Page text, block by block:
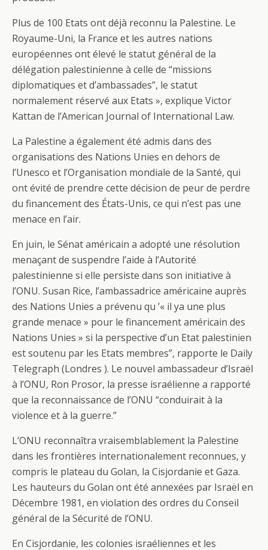
Plus de 100 Etats ont déjà reconnu la Palestine. Le
Royaume-Uni, la France et les autres nations
européennes ont élevé le statut général de la
délégation palestinienne à celle de “missions
diplomatiques et d’ambassades”, le statut
normalement réservé aux Etats », explique Victor
Kattan de l’American Journal of International Law.
La Palestine a également été admis dans des
organisations des Nations Unies en dehors de
l’Unesco et l’Organisation mondiale de la Santé, qui
ont évité de prendre cette décision de peur de perdre
du financement des États-Unis, ce qui n’est pas une
menace en l’air.
En juin, le Sénat américain a adopté une résolution
menaçant de suspendre l’aide à l’Autorité
palestinienne si elle persiste dans son initiative à
l’ONU. Susan Rice, l’ambassadrice américaine auprès
des Nations Unies a prévenu qu ’« il ya une plus
grande menace » pour le financement américain des
Nations Unies » si la perspective d’un Etat palestinien
est soutenu par les Etats membres”, rapporte le Daily
Telegraph (Londres ). Le nouvel ambassadeur d’Israël
à l’ONU, Ron Prosor, la presse israélienne a rapporté
que la reconnaissance de l’ONU “conduirait à la
violence et à la guerre.”
L’ONU reconnaîtra vraisemblablement la Palestine
dans les frontières internationalement reconnues, y
compris le plateau du Golan, la Cisjordanie et Gaza.
Les hauteurs du Golan ont été annexées par Israël en
Décembre 1981, en violation des ordres du Conseil
général de la Sécurité de l’ONU.
En Cisjordanie, les colonies israéliennes et les